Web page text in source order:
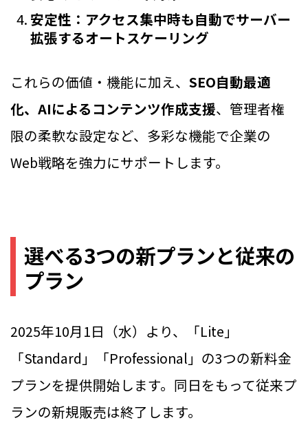
安定性：アクセス集中時も自動でサーバー
拡張するオートスケーリング
これらの価値・機能に加え、 SEO自動最適
化、AIによるコンテンツ作成支援、管理者権
限の柔軟な設定など、多彩な機能で企業の
Web戦略を強力にサポートします。
選べる3つの新プランと従来の
プラン
2025年10月1日（水）より、「Lite」
「Standard」「Professional」の3つの新料金
プランを提供開始します。同日をもって従来プ
ランの新規販売は終了します。